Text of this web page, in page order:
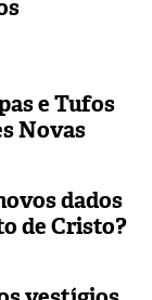
e Tufos
Novas
dados
de Cristo?